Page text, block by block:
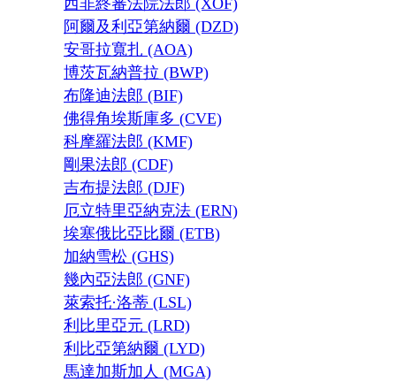
西非終審法院法郎 (XOF)
阿爾及利亞第納爾 (DZD)
安哥拉寬扎 (AOA)
博茨瓦納普拉 (BWP)
布隆迪法郎 (BIF)
佛得角埃斯庫多 (CVE)
科摩羅法郎 (KMF)
剛果法郎 (CDF)
吉布提法郎 (DJF)
厄立特里亞納克法 (ERN)
埃塞俄比亞比爾 (ETB)
加納雪松 (GHS)
幾內亞法郎 (GNF)
萊索托·洛蒂 (LSL)
利比里亞元 (LRD)
利比亞第納爾 (LYD)
馬達加斯加人 (MGA)